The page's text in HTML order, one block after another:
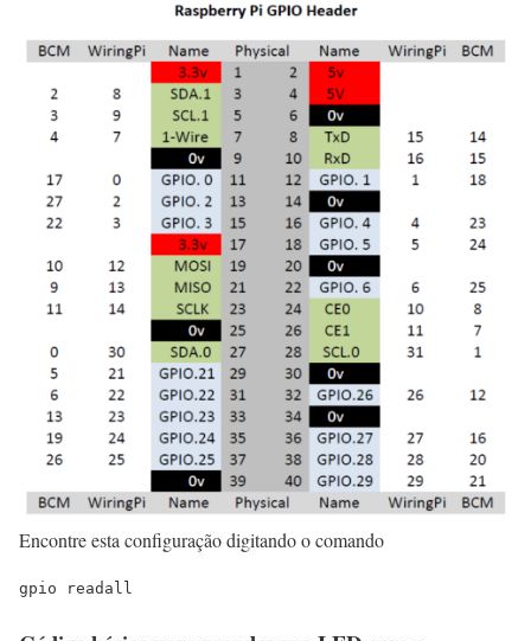
Encontre esta configuração digitando o comando
gpio readall